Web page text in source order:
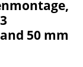
50 mm